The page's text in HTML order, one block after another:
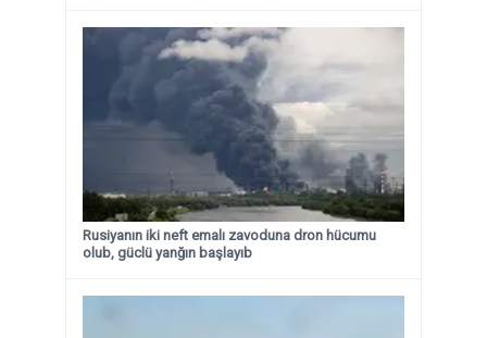
Rusiyanın iki neft emalı zavoduna dron hücumu
olub, güclü yanğın başlayıb